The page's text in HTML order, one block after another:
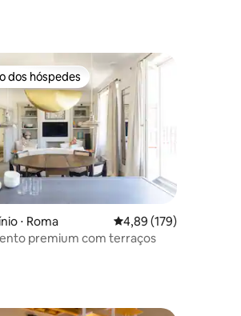
de 5, 195 avaliações
de 5, 205 avaliações
dos hóspedes
dos hóspedes
⋅ Roma 4,89 de uma avaliação
4,89 (179)
premium com terraços